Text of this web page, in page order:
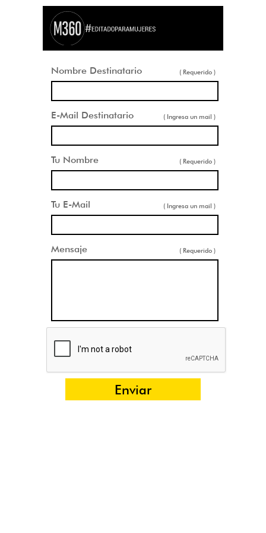
Nombre Destinatario ( Requerido )
E-Mail Destinatario ( Ingresa un mail )
Tu Nombre ( Requerido )
Tu E-Mail ( Ingresa un mail )
Mensaje ( Requerido )